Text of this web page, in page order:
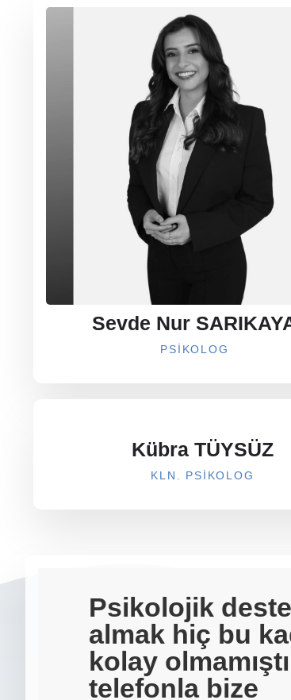
Sevde Nur
PSIKOLOG
Kübra TÜYSÜZ
KLN. PSIKOLOG
Psikolojik
almak hiç bu
kolay
telefonla bize